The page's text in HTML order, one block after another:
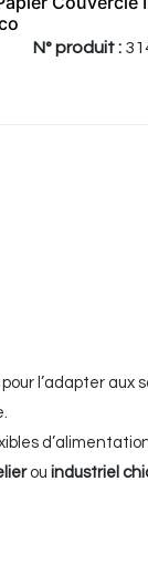
N° produit :
l’adapter aux
ou industriel